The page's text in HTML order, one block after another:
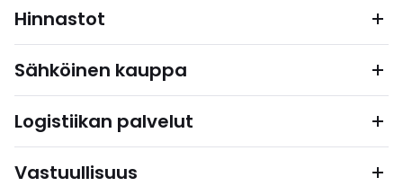
Hinnastot
Sähköinen kauppa
Logistiikan palvelut
Vastuullisuus